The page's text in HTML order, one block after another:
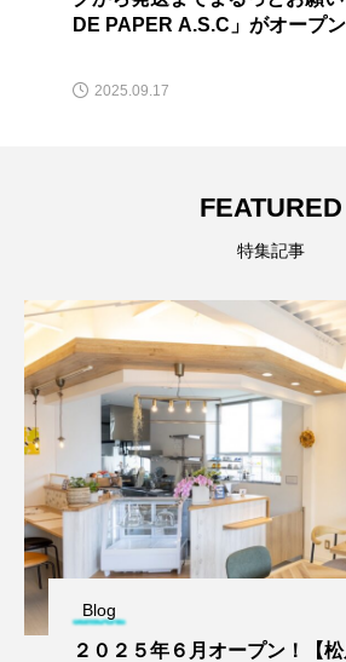
DE PAPER A.S.C」がオープン
2025.09.17
FEATURED
特集記事
Blog
２０２５年６月オープン！【